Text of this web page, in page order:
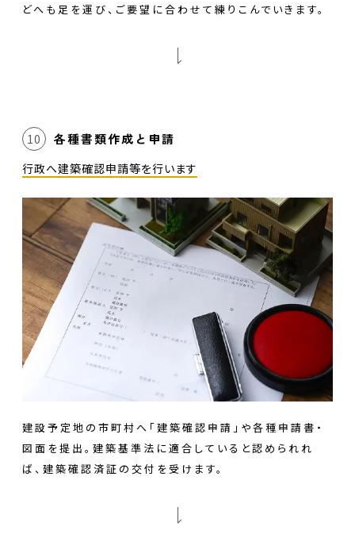
どへも足を運び、ご要望に合わせて練りこんでいきます。
10 各種書類作成と申請
行政へ建築確認申請等を行います
建設予定地の市町村へ「建築確認申請」や各種申請書・
図面を提出。建築基準法に適合していると認められれ
ば、建築確認済証の交付を受けます。